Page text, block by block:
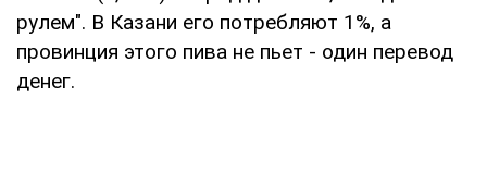
рулем". В Казани его потребляют 1%, а
провинция этого пива не пьет - один перевод
денег.